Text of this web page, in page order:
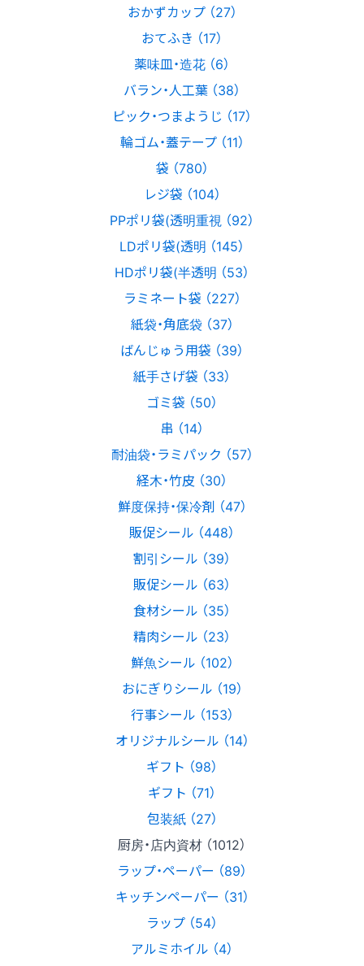
おかずカップ （27）
おてふき （17）
薬味皿・造花 （6）
バラン・人工葉 （38）
ピック・つまようじ （17）
輪ゴム・蓋テープ （11）
袋 （780）
レジ袋 （104）
PPポリ袋(透明重視 （92）
LDポリ袋(透明 （145）
HDポリ袋(半透明 （53）
ラミネート袋 （227）
紙袋・角底袋 （37）
ばんじゅう用袋 （39）
紙手さげ袋 （33）
ゴミ袋 （50）
串 （14）
耐油袋・ラミパック （57）
経木・竹皮 （30）
鮮度保持・保冷剤 （47）
販促シール （448）
割引シール （39）
販促シール （63）
食材シール （35）
精肉シール （23）
鮮魚シール （102）
おにぎりシール （19）
行事シール （153）
オリジナルシール （14）
ギフト （98）
ギフト （71）
包装紙 （27）
厨房・店内資材 （1012）
ラップ・ペーパー （89）
キッチンペーパー （31）
ラップ （54）
アルミホイル （4）